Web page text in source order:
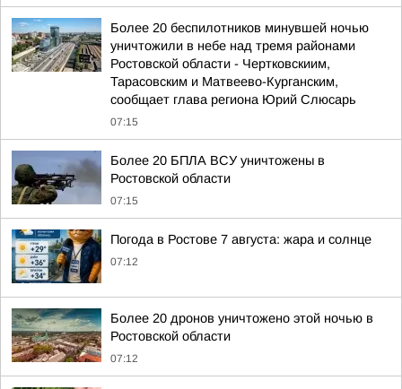
Более 20 беспилотников минувшей ночью
уничтожили в небе над тремя районами
Ростовской области - Чертковскиим,
Тарасовским и Матвеево-Курганским,
сообщает глава региона Юрий Слюсарь
07:15
Более 20 БПЛА ВСУ уничтожены в
Ростовской области
07:15
Погода в Ростове 7 августа: жара и солнце
07:12
Более 20 дронов уничтожено этой ночью в
Ростовской области
07:12